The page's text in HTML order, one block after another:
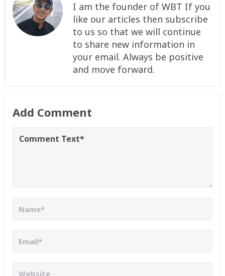
I am the founder of WBT If you
like our articles then subscribe
to us so that we will continue
to share new information in
your email. Always be positive
and move forward.
Add Comment